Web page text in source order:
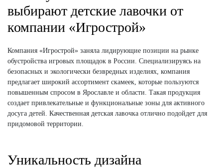
выбирают детские лавочки от
компании «Игрострой»
Компания «Игрострой» заняла лидирующие позиции на рынке
обустройства игровых площадок в России. Специализируясь на
безопасных и экологически безвредных изделиях, компания
предлагает широкий ассортимент скамеек, которые пользуются
повышенным спросом в Ярославле и области. Такая продукция
создает привлекательные и функциональные зоны для активного
досуга детей. Качественная детская лавочка отлично подойдет для
придомовой территории.
Уникальность дизайна